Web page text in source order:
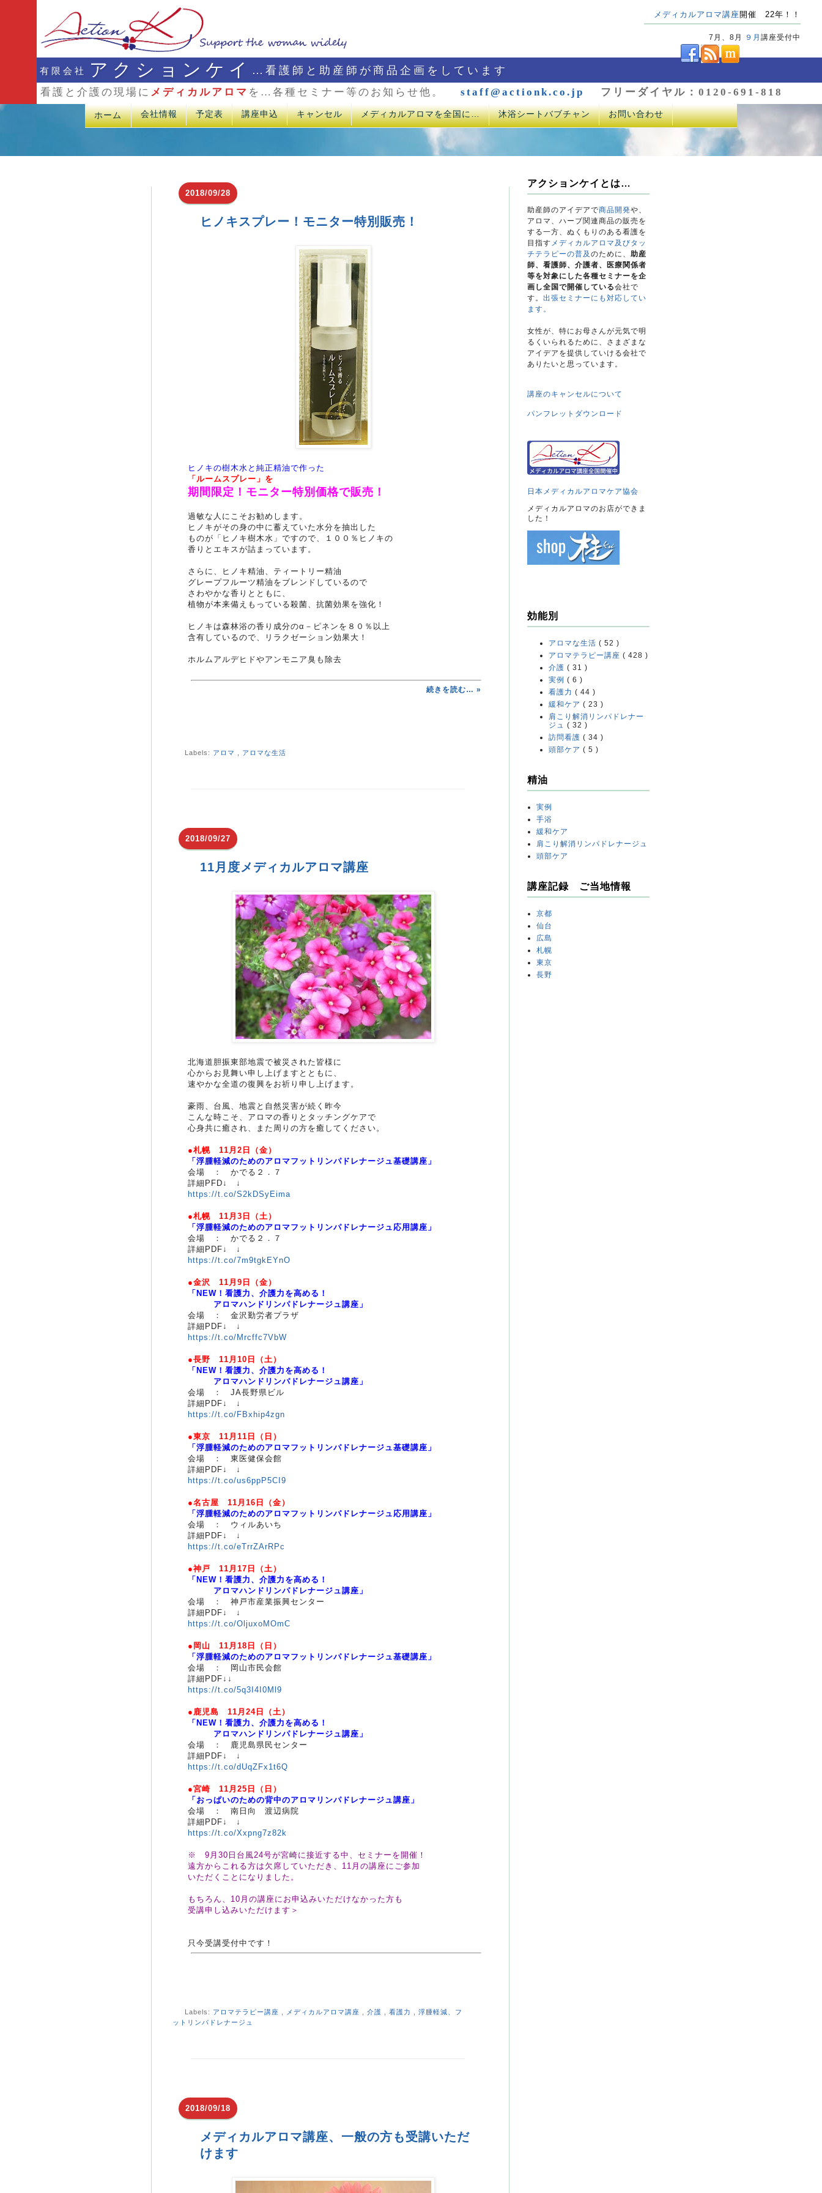
メディカルアロマ講座開催 22年！！
7月、8月 ９月 講座受付中
有限会社 アクションケイ …看護師と助産師が商品企画をしています
看護と介護の現場に メディカルアロマ を…各種セミナー等のお知らせ他。 staff@actionk.co.jp フリーダイヤル：0120-691-818
ホーム 会社情報 予定表 講座申込 キャンセル メディカルアロマを全国に… 沐浴シートバブチャン お問い合わせ
2018/09/28
ヒノキスプレー！モニター特別販売！
ヒノキの樹木水と純正精油で作った
「ルームスプレー」を
期間限定！モニター特別価格で販売！
過敏な人にこそお勧めします。
ヒノキがその身の中に蓄えていた水分を抽出した
ものが「ヒノキ樹木水」ですので、１００％ヒノキの
香りとエキスが詰まっています。
さらに、ヒノキ精油、ティートリー精油
グレープフルーツ精油をブレンドしているので
さわやかな香りとともに、
植物が本来備えもっている殺菌、抗菌効果を強化！
ヒノキは森林浴の香り成分のα－ピネンを８０％以上
含有しているので、リラクゼーション効果大！
ホルムアルデヒドやアンモニア臭も除去
続きを読む… »
Labels: アロマ アロマな生活
2018/09/27
11月度メディカルアロマ講座
北海道胆振東部地震で被災された皆様に
心からお見舞い申し上げますとともに、
速やかな全道の復興をお祈り申し上げます。
豪雨、台風、地震と自然災害が続く昨今
こんな時こそ、アロマの香りとタッチングケアで
心身共に癒され、また周りの方を癒してください。
●札幌 11月2日（金）
「浮腫軽減のためのアロマフットリンパドレナージュ基礎講座」
会場 ： かでる２．７
詳細PFD↓ ↓
https://t.co/S2kDSyEima
●札幌 11月3日（土）
「浮腫軽減のためのアロマフットリンパドレナージュ応用講座」
会場 ： かでる２．７
詳細PDF↓ ↓
https://t.co/7m9tgkEYnO
●金沢 11月9日（金）
「NEW！看護力、介護力を高める！
アロマハンドリンパドレナージュ講座」
会場 ： 金沢勤労者プラザ
詳細PDF↓ ↓
https://t.co/Mrcffc7VbW
●長野 11月10日（土）
「NEW！看護力、介護力を高める！
アロマハンドリンパドレナージュ講座」
会場 ： JA長野県ビル
詳細PDF↓ ↓
https://t.co/FBxhip4zgn
●東京 11月11日（日）
「浮腫軽減のためのアロマフットリンパドレナージュ基礎講座」
会場 ： 東医健保会館
詳細PDF↓ ↓
https://t.co/us6ppP5CI9
●名古屋 11月16日（金）
「浮腫軽減のためのアロマフットリンパドレナージュ応用講座」
会場 ： ウィルあいち
詳細PDF↓ ↓
https://t.co/eTrrZArRPc
●神戸 11月17日（土）
「NEW！看護力、介護力を高める！
アロマハンドリンパドレナージュ講座」
会場 ： 神戸市産業振興センター
詳細PDF↓ ↓
https://t.co/OljuxoMOmC
●岡山 11月18日（日）
「浮腫軽減のためのアロマフットリンパドレナージュ基礎講座」
会場 ： 岡山市民会館
詳細PDF↓↓
https://t.co/5q3I4I0Ml9
●鹿児島 11月24日（土）
「NEW！看護力、介護力を高める！
アロマハンドリンパドレナージュ講座」
会場 ： 鹿児島県民センター
詳細PDF↓ ↓
https://t.co/dUqZFx1t6Q
●宮崎 11月25日（日）
「おっぱいのための背中のアロマリンパドレナージュ講座」
会場 ： 南日向 渡辺病院
詳細PDF↓ ↓
https://t.co/Xxpng7z82k
※ 9月30日台風24号が宮崎に接近する中、セミナーを開催！
遠方からこれる方は欠席していただき、11月の講座にご参加
いただくことになりました。
もちろん、10月の講座にお申込みいただけなかった方も
受講申し込みいただけます＞
只今受講受付中です！
Labels: アロマテラピー講座 メディカルアロマ講座 介護 看護力
浮腫軽減、フ
ットリンパドレナージュ
2018/09/18
メディカルアロマ講座、一般の方も受講いただ
けます
アクションケイとは…
助産師のアイデアで商品開発や、
アロマ、ハーブ関連商品の販売を
する一方、ぬくもりのある看護を
目指す メディカルアロマ及びタッ
チテラピーの普及 のために、 助産
師、看護師、介護者、医療関係者
等を対象にした各種セミナーを企
画し全国で開催している会社で
す。 出張セミナーにも対応してい
ます。
女性が、特にお母さんが元気で明
るくいられるために、さまざまな
アイデアを提供していける会社で
ありたいと思っています。
講座のキャンセルについて
パンフレットダウンロード
日本メディカルアロマケア協会
メディカルアロマのお店ができま
した！
効能別
アロマな生活 ( 52 )
アロマテラピー講座 ( 428 )
介護 ( 31 )
実例 ( 6 )
看護力 ( 44 )
緩和ケア ( 23 )
肩こり解消リンパドレナー
ジュ ( 32 )
訪問看護 ( 34 )
頭部ケア ( 5 )
精油
実例
手浴
緩和ケア
肩こり解消リンパドレナージュ
頭部ケア
講座記録 ご当地情報
京都
仙台
広島
札幌
東京
長野